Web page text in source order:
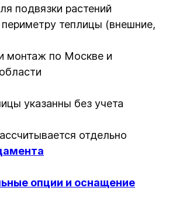
подвязки растений
теплицы (внешние,
монтаж по Москве и
указанны без учета
отдельно
опции и оснащение